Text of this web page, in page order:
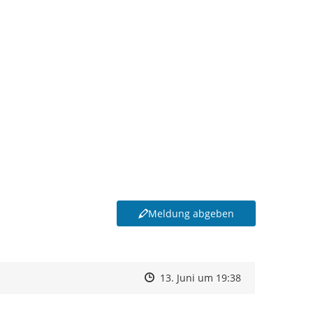
Meldung abgeben
Zeitpunkt des Erstellens
Zeitpunkt des Erstellens
13. Juni um 19:38Zur Äußerung